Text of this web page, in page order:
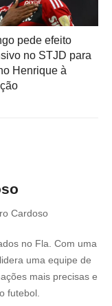
pede efeito
no STJD para
Henrique à
Cardoso
no Fla. Com uma
uma equipe de
mais precisas e
futebol.